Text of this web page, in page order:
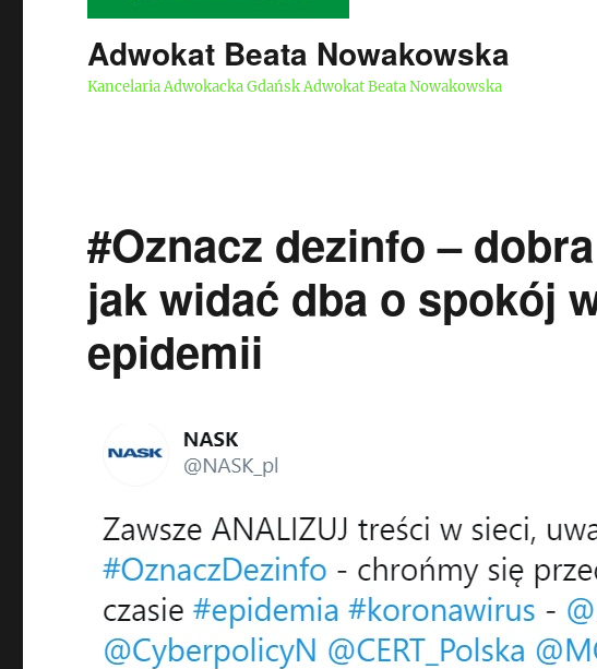
Adwokat Beata Nowakowska
Kancelaria Adwokacka Gdańsk Adwokat Beata Nowakowska
#Oznacz dezinfo –
jak widać dba o spokój
epidemii